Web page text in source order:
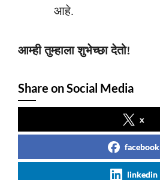
आहे.
आम्ही तुम्हाला शुभेच्छा देतो!
Share on Social Media
x
facebook
linkedin